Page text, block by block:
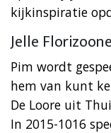
kijkinspiratie
Jelle Florizoone
Pim wordt
hem van kunt
De Loore uit
In 2015-1016